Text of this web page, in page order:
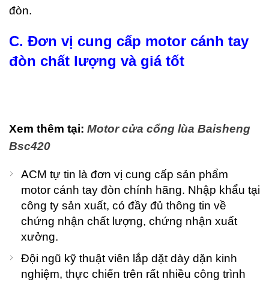
đòn.
C. Đơn vị cung cấp motor cánh tay
đòn chất lượng và giá tốt
Xem thêm tại: Motor cửa cổng lùa Baisheng
Bsc420
ACM tự tin là đơn vị cung cấp sản phẩm
motor cánh tay đòn chính hãng. Nhập khẩu tại
công ty sản xuất, có đầy đủ thông tin về
chứng nhận chất lượng, chứng nhận xuất
xưởng.
Đội ngũ kỹ thuật viên lắp dặt dày dặn kinh
nghiệm, thực chiến trên rất nhiều công trình